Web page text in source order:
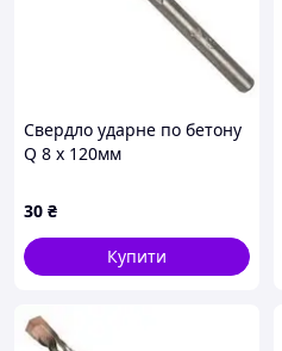
Свердло ударне по бетону
Q 8 х 120мм
30 ₴
Купити